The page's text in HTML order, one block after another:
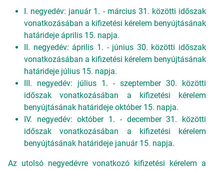
I. negyedév: január 1. - március 31. közötti időszak
vonatkozásában a kifizetési kérelem benyújtásának
határideje április 15. napja.
II. negyedév: április 1. - június 30. közötti időszak
vonatkozásában a kifizetési kérelem benyújtásának
határideje július 15. napja.
III. negyedév: július 1. - szeptember 30. közötti
időszak vonatkozásában a kifizetési kérelem
benyújtásának határideje október 15. napja.
IV. negyedév: október 1. - december 31. közötti
időszak vonatkozásában a kifizetési kérelem
benyújtásának határideje január 15. napja.
Az utolsó negyedévre vonatkozó kifizetési kérelem a